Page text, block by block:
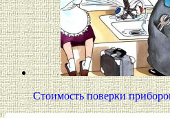
Стоимость поверки